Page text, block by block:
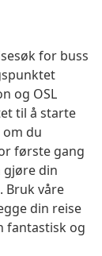
for buss
og OSL
til å starte
om du
første gang
gjøre din
Bruk våre
din reise
fantastisk og